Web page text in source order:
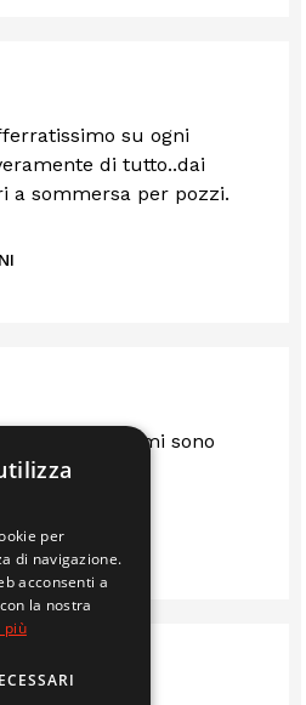
su ogni
di tutto..dai
a sommersa per pozzi.
da loro e mi sono
consigliato
S.R.L.
per
di navigazione.
acconsenti a
la nostra
più